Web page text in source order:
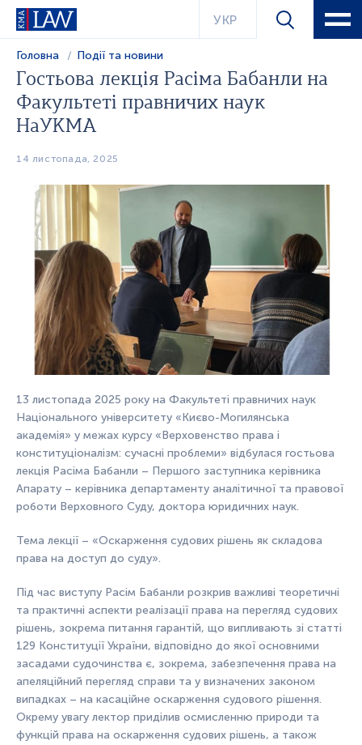
УКР
Головна Події та новини
Гостьова лекція Расіма Бабанли на
Факультеті правничих наук
НаУКМА
14 листопада, 2025
13 листопада 2025 року на Факультеті правничих наук
Національного університету «Києво-Могилянська
академія» у межах курсу «Верховенство права і
конституціоналізм: сучасні проблеми» відбулася гостьова
лекція Расіма Бабанли – Першого заступника керівника
Апарату – керівника департаменту аналітичної та правової
роботи Верховного Суду, доктора юридичних наук.
Тема лекції – «Оскарження судових рішень як складова
права на доступ до суду».
Під час виступу Расім Бабанли розкрив важливі теоретичні
та практичні аспекти реалізації права на перегляд судових
рішень, зокрема питання гарантій, що випливають зі статті
129 Конституції України, відповідно до якої основними
засадами судочинства є, зокрема, забезпечення права на
апеляційний перегляд справи та у визначених законом
випадках – на касаційне оскарження судового рішення.
Окрему увагу лектор приділив осмисленню природи та
функцій права на оскарження судових рішень, а також